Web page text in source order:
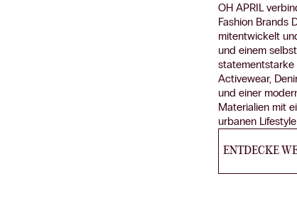
OH APRIL
Fashion Brands
mitentwickelt
und einem
statementstarke
Activewear,
und einer
Materialien mit
urbanen
ENTDECKE